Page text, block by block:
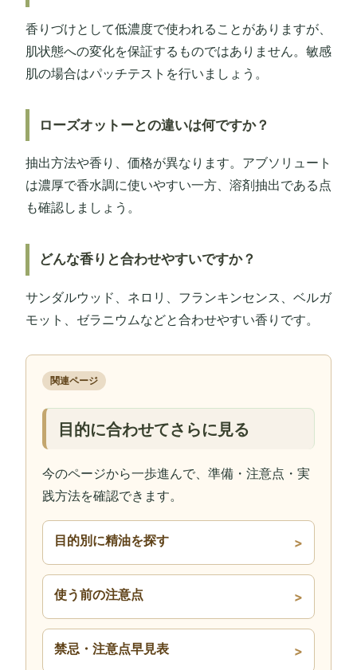
香りづけとして低濃度で使われることがありますが、
肌状態への変化を保証するものではありません。敏感
肌の場合はパッチテストを行いましょう。
ローズオットーとの違いは何ですか？
抽出方法や香り、価格が異なります。アブソリュート
は濃厚で香水調に使いやすい一方、溶剤抽出である点
も確認しましょう。
どんな香りと合わせやすいですか？
サンダルウッド、ネロリ、フランキンセンス、ベルガ
モット、ゼラニウムなどと合わせやすい香りです。
関連ページ
目的に合わせてさらに見る
今のページから一歩進んで、準備・注意点・実
践方法を確認できます。
目的別に精油を探す
使う前の注意点
禁忌・注意点早見表